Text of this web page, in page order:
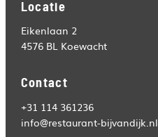
Locatie
Eikenlaan 2
4576 BL Koewacht
Contact
+31 114 361236
info@restaurant-bijvandijk.nl